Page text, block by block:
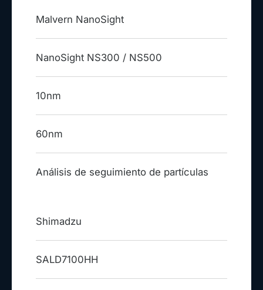
Fabricante
Producto
límite inferior (partícula)
límite inferior (burbuja)
Sistema de medida
Malvern NanoSight
NanoSight NS300 / NS500
10nm
60nm
Análisis de seguimiento de partículas
Shimadzu
SALD7100HH